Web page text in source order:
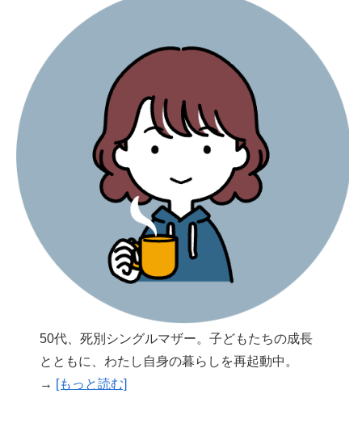
50代、死別シングルマザー。子どもたちの成長
とともに、わたし自身の暮らしを再起動中。
→ [もっと読む]